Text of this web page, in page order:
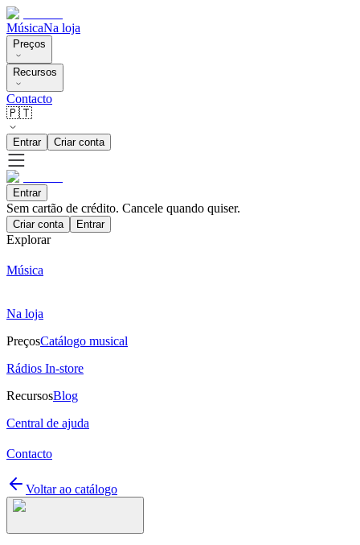
MúsicaNa loja
Preços
Recursos
Contacto
🇵🇹
Entrar Criar conta
Entrar
Sem cartão de crédito. Cancele quando quiser.
Criar conta Entrar
Explorar
Música
Na loja
PreçosCatálogo musical
Rádios In-store
RecursosBlog
Central de ajuda
Contacto
Voltar ao catálogo